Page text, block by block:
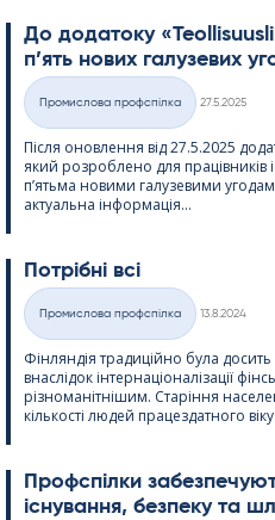
До додатоку
п’ять нових галузевих
Категорії
Промислова профспілка
27.5.2025
Після оновлення від 27.5.2025
який розроблено для працівників
п’ятьма новими галузевими
актуальна інформація...
Потрібні всі
Категорії
Промислова профспілка
13.8.2024
Фінляндія традиційно була
внаслідок інтернаціоналізації
різноманітнішим. Старіння
кількості людей працездатного
Профспілки
існування, безпеку та